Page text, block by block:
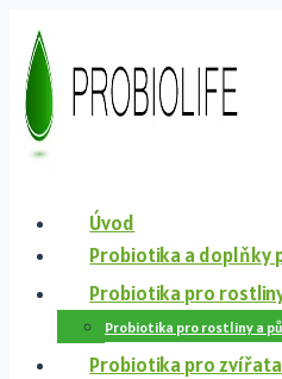
Přeskočit
na
obsah
Úvod
Probiotika a doplňky
Probiotika pro
Probiotika pro rostliny a
Probiotika pro zvířata